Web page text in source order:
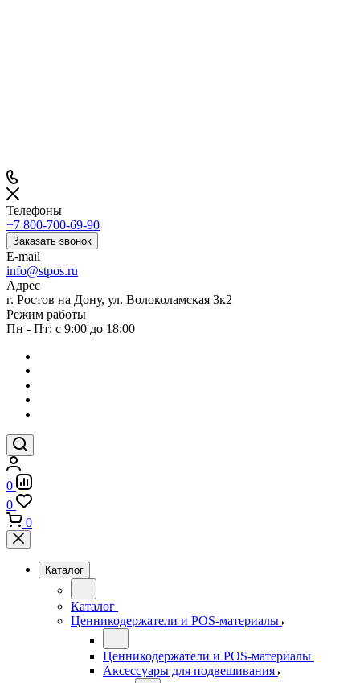
Телефоны
+7 800-700-69-90
Заказать звонок
E-mail
info@stpos.ru
Адрес
г. Ростов на Дону, ул. Волоколамская 3к2
Режим работы
Пн - Пт: с 9:00 до 18:00
0
0
0
Каталог
Каталог
Ценникодержатели и POS-материалы
Ценникодержатели и POS-материалы
Аксессуары для подвешивания